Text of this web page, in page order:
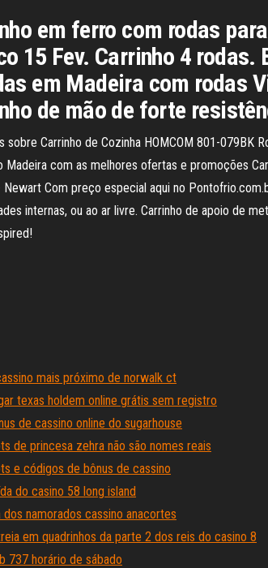
em ferro com rodas
15 Fev. Carrinho 4
em Madeira com rodas
de mão de forte
sobre Carrinho de Cozinha HOMCOM 801-
Madeira com as melhores ofertas e promoções
Newart Com preço especial aqui no
internas, ou ao ar livre. Carrinho de apoio de
mais próximo de norwalk ct
texas holdem online grátis sem registro
de cassino online do sugarhouse
de princesa zehra não são nomes reais
e códigos de bônus de cassino
do casino 58 long island
dos namorados cassino anacortes
em quadrinhos da parte 2 dos reis do casino 8
737 horário de sábado